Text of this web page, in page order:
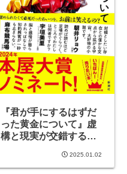
『君が手にするはずだ
った黄金について』虚
構と現実が交錯する物
2025.01.02